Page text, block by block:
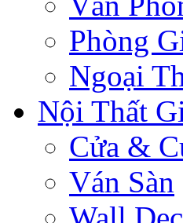
Phòng
Ngoại
Nội Thất
Cửa &
Ván Sàn